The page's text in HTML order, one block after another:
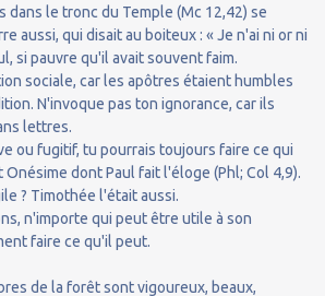
dans le tronc du Temple (Mc 12,42) se
aussi, qui disait au boiteux : « Je n'ai ni or ni
si pauvre qu'il avait souvent faim.
sociale, car les apôtres étaient humbles
N'invoque pas ton ignorance, car ils
lettres.
ou fugitif, tu pourrais toujours faire ce qui
dont Paul fait l'éloge (Phl; Col 4,9).
? Timothée l'était aussi.
n'importe qui peut être utile à son
faire ce qu'il peut.
de la forêt sont vigoureux, beaux,